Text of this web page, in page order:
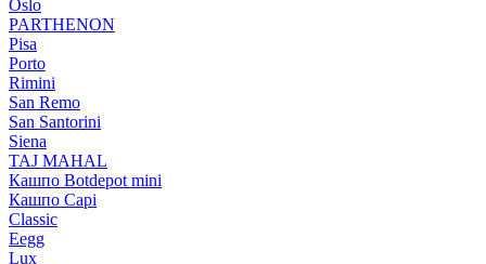
Oslo
PARTHENON
Pisa
Porto
Rimini
San Remo
San Santorini
Siena
TAJ MAHAL
Кашпо Botdepot mini
Кашпо Capi
Classic
Eegg
Lux